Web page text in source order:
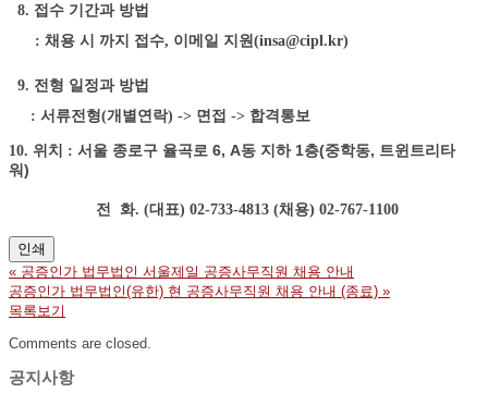
8. 접수 기간과 방법
: 채용 시 까지 접수, 이메일 지원(insa@cipl.kr)
9. 전형 일정과 방법
: 서류전형(개별연락) -> 면접 -> 합격통보
10. 위치 : 서울 종로구 율곡로 6, A동 지하 1층(중학동, 트윈트리타
워)
전 화. (대표) 02-733-4813 (채용) 02-767-1100
인쇄
« 공증인가 법무법인 서울제일 공증사무직원 채용 안내
공증인가 법무법인(유한) 현 공증사무직원 채용 안내 (종료) »
목록보기
Comments are closed.
공지사항